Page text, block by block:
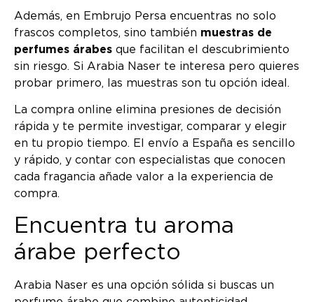
Además, en Embrujo Persa encuentras no solo
frascos completos, sino también muestras de
perfumes árabes que facilitan el descubrimiento
sin riesgo. Si Arabia Naser te interesa pero quieres
probar primero, las muestras son tu opción ideal.
La compra online elimina presiones de decisión
rápida y te permite investigar, comparar y elegir
en tu propio tiempo. El envío a España es sencillo
y rápido, y contar con especialistas que conocen
cada fragancia añade valor a la experiencia de
compra.
Encuentra tu aroma
árabe perfecto
Arabia Naser es una opción sólida si buscas un